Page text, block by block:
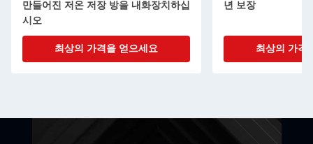
만들어진 저온 저장 방을 내화장치하십
시오
최상의 가격을 얻으세요
년 보장
최상의 가격